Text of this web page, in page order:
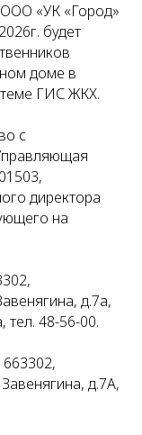
«УК «Город»
будет
доме в
ГИС ЖКХ.
с
директора
на
д.7а,
48-56-00.
д.7А,